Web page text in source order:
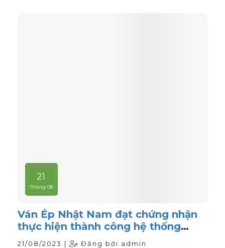
21
Tháng 08
Ván Ép Nhật Nam đạt chứng nhận
thực hiện thành công hệ thống
quản lý chất lượng ISO 9001:2015
21/08/2023 | Đăng bởi admin